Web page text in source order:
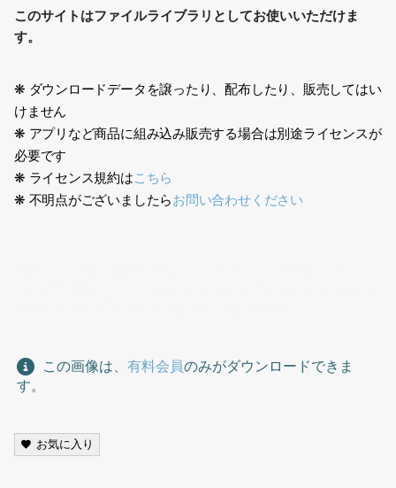
このサイトはファイルライブラリとしてお使いいただけま
す。
❋ ダウンロードデータを譲ったり、配布したり、販売してはい
けません
❋ アプリなど商品に組み込み販売する場合は別途ライセンスが
必要です
❋ ライセンス規約はこちら
❋ 不明点がございましたらお問い合わせください
この画像は、 有料会員のみがダウンロードできま
す。
お気に入り